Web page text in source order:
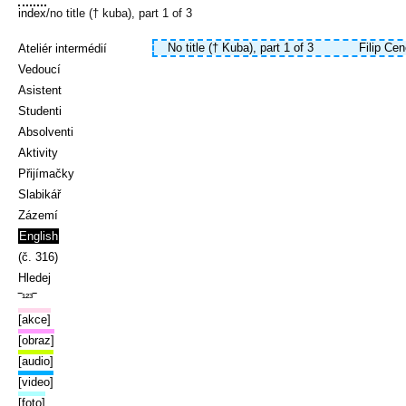
index/no title († kuba), part 1 of 3
Ateliér intermédií
Vedoucí
Asistent
Studenti
Absolventi
Aktivity
Přijímačky
Slabikář
Zázemí
English
(č. 316)
Hledej
‾¹²³‾
[akce]
[obraz]
[audio]
[video]
[foto]
No title († Kuba), part 1 of 3 Filip